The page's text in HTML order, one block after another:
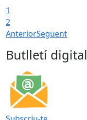
1
2
AnteriorSegüent
Butlletí digital